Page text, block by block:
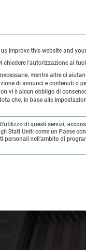
improve this website and
chiedere l'autorizzazione ai
mentre altre ci
di annunci e contenuti o
vi è alcun obbligo di
che, in base alle
di questi servizi,
Stati Uniti come un Paese
nell'ambito di
fornire il